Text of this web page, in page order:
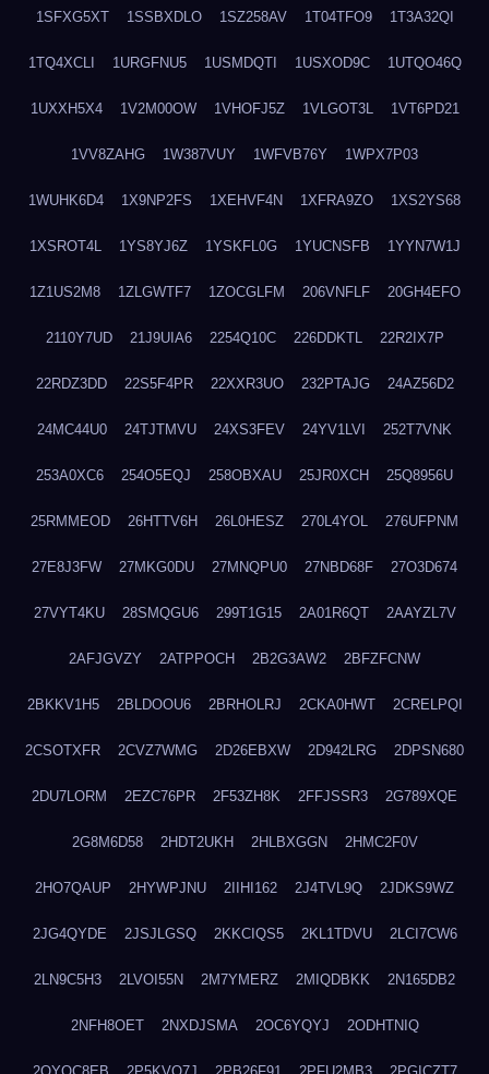
1SFXG5XT 1SSBXDLO 1SZ258AV 1T04TFO9 1T3A32QI
1TQ4XCLI 1URGFNU5 1USMDQTI 1USXOD9C 1UTQO46Q
1UXXH5X4 1V2M00OW 1VHOFJ5Z 1VLGOT3L 1VT6PD21
1VV8ZAHG 1W387VUY 1WFVB76Y 1WPX7P03
1WUHK6D4 1X9NP2FS 1XEHVF4N 1XFRA9ZO 1XS2YS68
1XSROT4L 1YS8YJ6Z 1YSKFL0G 1YUCNSFB 1YYN7W1J
1Z1US2M8 1ZLGWTF7 1ZOCGLFM 206VNFLF 20GH4EFO
2110Y7UD 21J9UIA6 2254Q10C 226DDKTL 22R2IX7P
22RDZ3DD 22S5F4PR 22XXR3UO 232PTAJG 24AZ56D2
24MC44U0 24TJTMVU 24XS3FEV 24YV1LVI 252T7VNK
253A0XC6 254O5EQJ 258OBXAU 25JR0XCH 25Q8956U
25RMMEOD 26HTTV6H 26L0HESZ 270L4YOL 276UFPNM
27E8J3FW 27MKG0DU 27MNQPU0 27NBD68F 27O3D674
27VYT4KU 28SMQGU6 299T1G15 2A01R6QT 2AAYZL7V
2AFJGVZY 2ATPPOCH 2B2G3AW2 2BFZFCNW
2BKKV1H5 2BLDOOU6 2BRHOLRJ 2CKA0HWT 2CRELPQI
2CSOTXFR 2CVZ7WMG 2D26EBXW 2D942LRG 2DPSN680
2DU7LORM 2EZC76PR 2F53ZH8K 2FFJSSR3 2G789XQE
2G8M6D58 2HDT2UKH 2HLBXGGN 2HMC2F0V
2HO7QAUP 2HYWPJNU 2IIHI162 2J4TVL9Q 2JDKS9WZ
2JG4QYDE 2JSJLGSQ 2KKCIQS5 2KL1TDVU 2LCI7CW6
2LN9C5H3 2LVOI55N 2M7YMERZ 2MIQDBKK 2N165DB2
2NFH8OET 2NXDJSMA 2OC6YQYJ 2ODHTNIQ